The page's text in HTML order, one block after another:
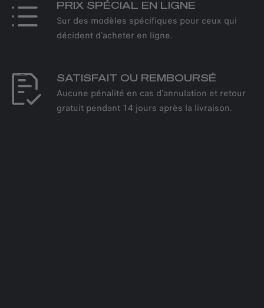
PRIX SPÉCIAL EN LIGNE
Sur des modèles spécifiques pour ceux qui
décident d'acheter en ligne.
SATISFAIT OU REMBOURSÉ
Aucune pénalité en cas d'annulation et retour
gratuit pendant 14 jours après la livraison.